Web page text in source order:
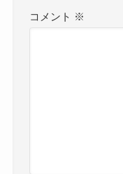
コメント ※